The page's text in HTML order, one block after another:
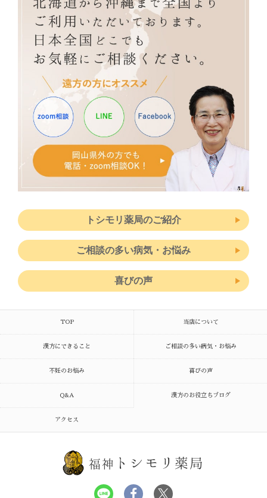
トシモリ薬局のご紹介
ご相談の多い病気・お悩み
喜びの声
TOP 当店について
漢方にできること ご相談の多い病気・お悩み
不妊のお悩み 喜びの声
Q&A 漢方のお役立ちブログ
アクセス
福神 トシモリ薬局